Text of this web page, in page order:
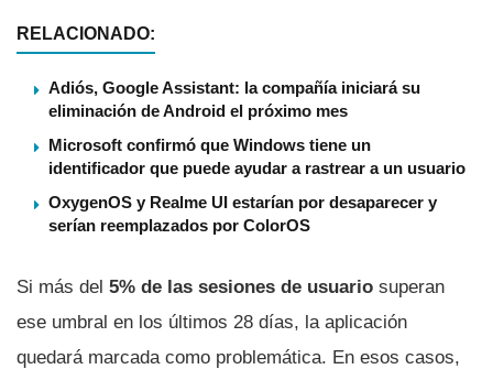
RELACIONADO:
Adiós, Google Assistant: la compañía iniciará su
eliminación de Android el próximo mes
Microsoft confirmó que Windows tiene un
identificador que puede ayudar a rastrear a un usuario
OxygenOS y Realme UI estarían por desaparecer y
serían reemplazados por ColorOS
Si más del 5% de las sesiones de usuario superan
ese umbral en los últimos 28 días, la aplicación
quedará marcada como problemática. En esos casos,